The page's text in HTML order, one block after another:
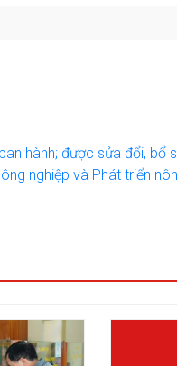
hành; được sửa đổi, bổ
nghiệp và Phát triển